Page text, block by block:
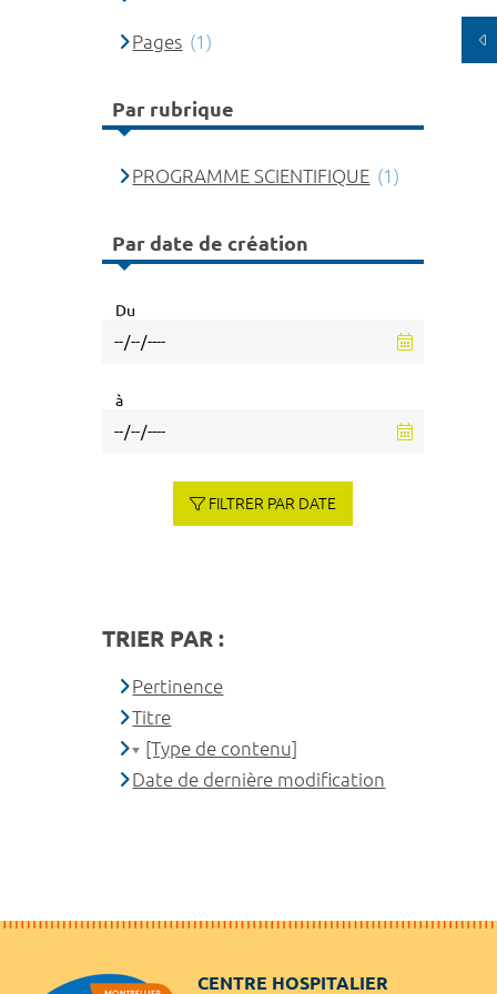
Pages (1)
Par rubrique
PROGRAMME SCIENTIFIQUE (1)
Par date de création
Du
à
FILTRER PAR DATE
TRIER PAR :
Pertinence
Titre
[Type de contenu]
Date de dernière modification
CENTRE HOSPITALIER